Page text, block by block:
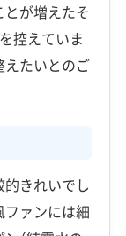
が増えたそ
控えていま
たいとのご
きれいでし
ァンには細